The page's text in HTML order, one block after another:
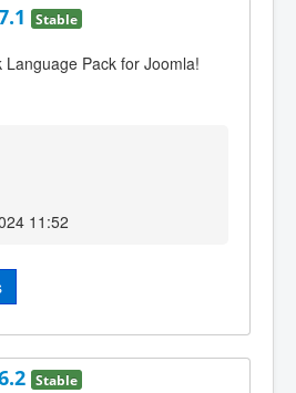
Stable
Pack for Joomla!
11:52
Stable